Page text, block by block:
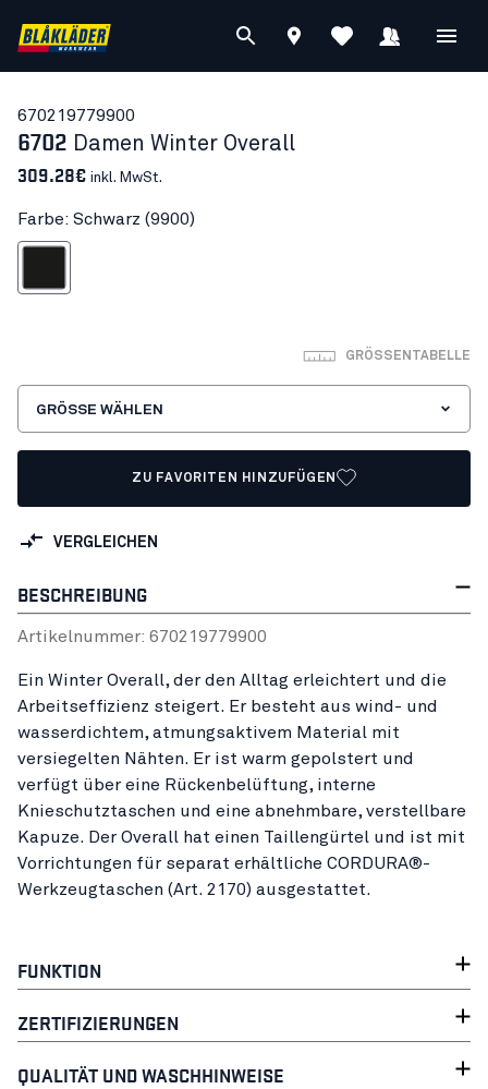
670219779900
6702 Damen Winter Overall
309.28€ inkl. MwSt.
Farbe: Schwarz (9900)
GRÖSSENTABELLE
GRÖSSE WÄHLEN
ZU FAVORITEN HINZUFÜGEN
VERGLEICHEN
BESCHREIBUNG
Artikelnummer: 670219779900
Ein Winter Overall, der den Alltag erleichtert und die
Arbeitseffizienz steigert. Er besteht aus wind- und
wasserdichtem, atmungsaktivem Material mit
versiegelten Nähten. Er ist warm gepolstert und
verfügt über eine Rückenbelüftung, interne
Knieschutztaschen und eine abnehmbare, verstellbare
Kapuze. Der Overall hat einen Taillengürtel und ist mit
Vorrichtungen für separat erhältliche CORDURA®-
Werkzeugtaschen (Art. 2170) ausgestattet.
FUNKTION
ZERTIFIZIERUNGEN
QUALITÄT UND WASCHHINWEISE